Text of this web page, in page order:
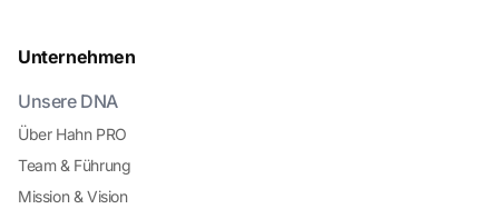
Unternehmen
Unsere DNA
Über Hahn PRO
Team & Führung
Mission & Vision